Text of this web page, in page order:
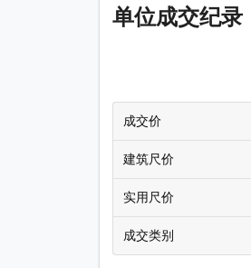
单位成交纪录
成交价
建筑尺价
实用尺价
成交类别